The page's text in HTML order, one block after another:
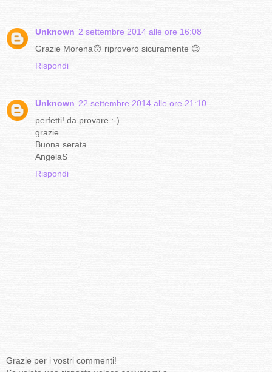
Unknown 2 settembre 2014 alle ore 16:08
Grazie Morena😙 riproverò sicuramente 😊
Rispondi
Unknown 22 settembre 2014 alle ore 21:10
perfetti! da provare :-)
grazie
Buona serata
AngelaS
Rispondi
Grazie per i vostri commenti!